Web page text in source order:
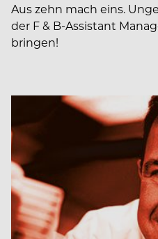
Aus zehn mach eins.
der F & B-Assistant
bringen!